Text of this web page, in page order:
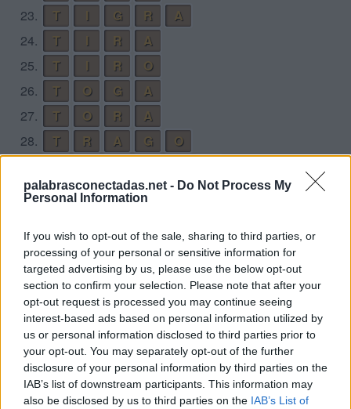
palabrasconectadas.net - Do Not Process My
Personal Information
If you wish to opt-out of the sale, sharing to third parties, or
processing of your personal or sensitive information for
targeted advertising by us, please use the below opt-out
section to confirm your selection. Please note that after your
opt-out request is processed you may continue seeing
interest-based ads based on personal information utilized by
us or personal information disclosed to third parties prior to
your opt-out. You may separately opt-out of the further
disclosure of your personal information by third parties on the
IAB’s list of downstream participants. This information may
also be disclosed by us to third parties on the IAB’s List of
23.
T I G R
A
24.
T I R
A
25.
T I R
O
26.
T O G
A
27.
T O R
A
28.
T R A G
O
30.
T R I G
O
Desafío 6
1.
E L L
O
2.
E L L O
S
3.
L L E V
O
4.
L O S
E
5.
S E L L
O